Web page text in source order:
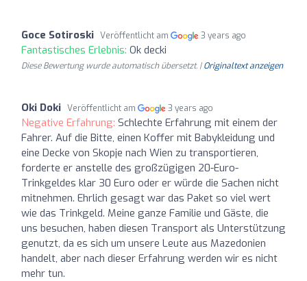
Goce Sotiroski Veröffentlicht am 3 years ago
Fantastisches Erlebnis: Ok decki
Diese Bewertung wurde automatisch übersetzt. |Originaltext anzeigen
Oki Doki Veröffentlicht am 3 years ago
Negative Erfahrung: Schlechte Erfahrung mit einem der
Fahrer. Auf die Bitte, einen Koffer mit Babykleidung und
eine Decke von Skopje nach Wien zu transportieren,
forderte er anstelle des großzügigen 20-Euro-
Trinkgeldes klar 30 Euro oder er würde die Sachen nicht
mitnehmen. Ehrlich gesagt war das Paket so viel wert
wie das Trinkgeld. Meine ganze Familie und Gäste, die
uns besuchen, haben diesen Transport als Unterstützung
genutzt, da es sich um unsere Leute aus Mazedonien
handelt, aber nach dieser Erfahrung werden wir es nicht
mehr tun.